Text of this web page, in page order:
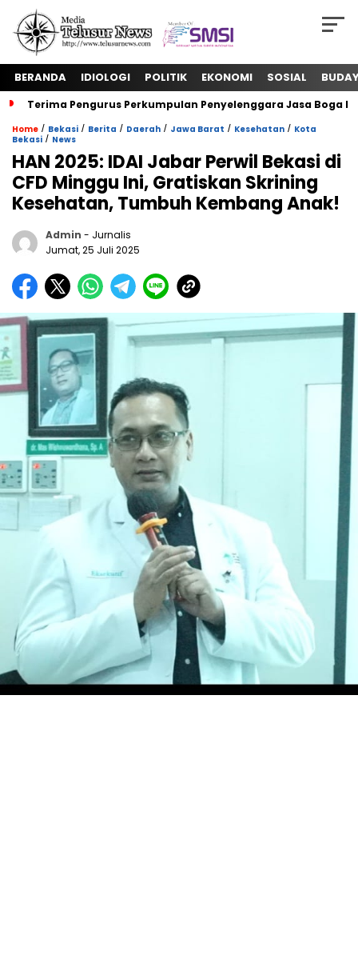
BERANDA IDIOLOGI POLITIK EKONOMI SOSIAL
Terima Pengurus Perkumpulan Penyelenggara Jasa Boga
Home / Bekasi / Berita / Daerah / Jawa Barat / Kesehatan / Kota
Bekasi / News
HAN 2025: IDAI Jabar Perwil Bekasi di
CFD Minggu Ini, Gratiskan Skrining
Kesehatan, Tumbuh Kembang Anak!
Admin - Jurnalis
Jumat, 25 Juli 2025